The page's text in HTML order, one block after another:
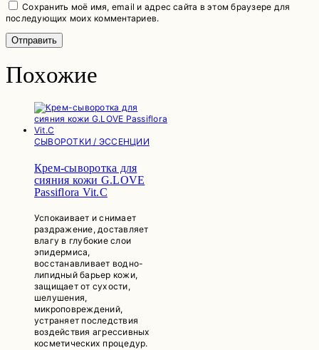
Сохранить моё имя, email и адрес сайта в этом браузере для
последующих моих комментариев.
Похожие
СЫВОРОТКИ / ЭССЕНЦИИ
Крем-сыворотка для
сияния кожи G.LOVE
Passiflora Vit.C
Успокаивает и снимает
раздражение, доставляет
влагу в глубокие слои
эпидермиса,
восстанавливает водно-
липидный барьер кожи,
защищает от сухости,
шелушения,
микроповреждений,
устраняет последствия
воздействия агрессивных
косметических процедур.